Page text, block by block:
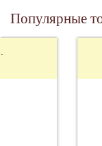
Популярные